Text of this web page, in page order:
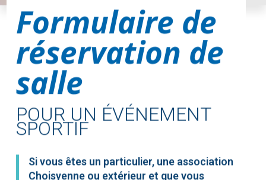
Formulaire de
réservation de
salle
POUR UN ÉVÉNEMENT
SPORTIF
Si vous êtes un particulier, une association
Choisyenne ou extérieur et que vous